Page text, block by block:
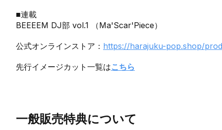
■連載
BEEEEM DJ部 vol.1 （Ma'Scar'Piece）
公式オンラインストア： https://harajuku-pop.shop/
先行イメージカット一覧はこちら
一般販売特典について